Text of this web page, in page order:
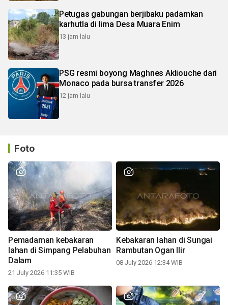
Petugas gabungan berjibaku padamkan
karhutla di lima Desa Muara Enim
13 jam lalu
PSG resmi boyong Maghnes Akliouche dari
Monaco pada bursa transfer 2026
12 jam lalu
Foto
Pemadaman kebakaran
lahan di Simpang Pelabuhan
Dalam
21 July 2026 11:35 WIB
Kebakaran lahan di Sungai
Rambutan Ogan Ilir
08 July 2026 12:34 WIB